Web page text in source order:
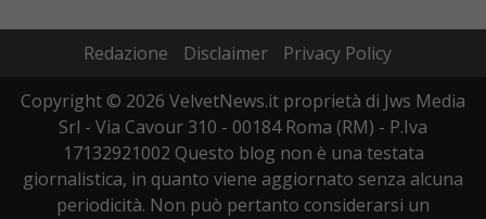
Redazione Disclaimer
Privacy Policy
Copyright © 2026 VelvetNews.it proprietà di Jws Media
Srl - Via Cavour 310 - 00184 Roma (RM) - P.Iva
17132921002 Questo blog non è una testata
giornalistica, in quanto viene aggiornato senza alcuna
periodicità. Non può pertanto considerarsi un